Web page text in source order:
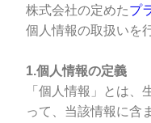
株式会社の定めたプ
個人情報の取扱いを
1.個人情報の定義
「個人情報」とは、
って、当該情報に含